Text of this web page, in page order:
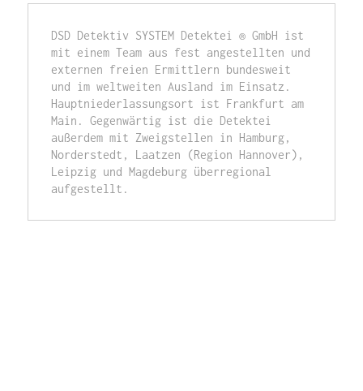
DSD Detektiv SYSTEM Detektei ® GmbH ist
mit einem Team aus fest angestellten und
externen freien Ermittlern bundesweit
und im weltweiten Ausland im Einsatz.
Hauptniederlassungsort ist Frankfurt am
Main. Gegenwärtig ist die Detektei
außerdem mit Zweigstellen in Hamburg,
Norderstedt, Laatzen (Region Hannover),
Leipzig und Magdeburg überregional
aufgestellt.